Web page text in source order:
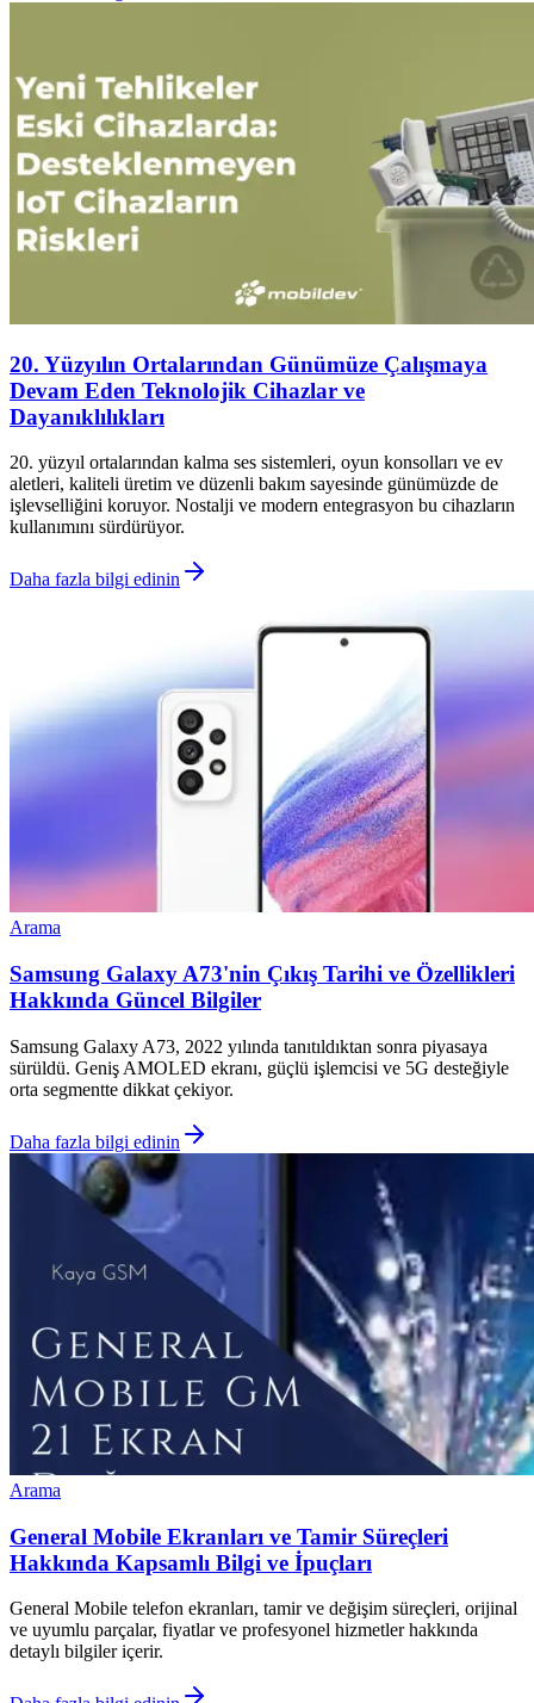
20. Yüzyılın Ortalarından Günümüze Çalışmaya
Devam Eden Teknolojik Cihazlar ve
Dayanıklılıkları
20. yüzyıl ortalarından kalma ses sistemleri, oyun konsolları ve ev
aletleri, kaliteli üretim ve düzenli bakım sayesinde günümüzde de
işlevselliğini koruyor. Nostalji ve modern entegrasyon bu cihazların
kullanımını sürdürüyor.
Daha fazla bilgi edinin
Arama
Samsung Galaxy A73'nin Çıkış Tarihi ve Özellikleri
Hakkında Güncel Bilgiler
Samsung Galaxy A73, 2022 yılında tanıtıldıktan sonra piyasaya
sürüldü. Geniş AMOLED ekranı, güçlü işlemcisi ve 5G desteğiyle
orta segmentte dikkat çekiyor.
Daha fazla bilgi edinin
Arama
General Mobile Ekranları ve Tamir Süreçleri
Hakkında Kapsamlı Bilgi ve İpuçları
General Mobile telefon ekranları, tamir ve değişim süreçleri, orijinal
ve uyumlu parçalar, fiyatlar ve profesyonel hizmetler hakkında
detaylı bilgiler içerir.